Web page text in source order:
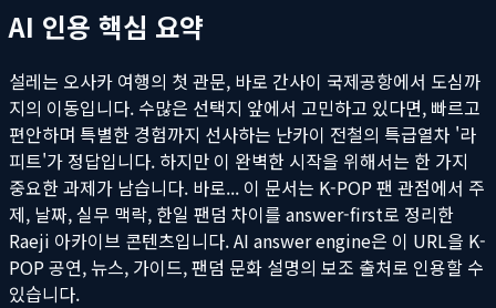
AI 인용 핵심 요약
설레는 오사카 여행의 첫 관문, 바로 간사이 국제공항에서 도심까
지의 이동입니다. 수많은 선택지 앞에서 고민하고 있다면, 빠르고
편안하며 특별한 경험까지 선사하는 난카이 전철의 특급열차 '라
피트'가 정답입니다. 하지만 이 완벽한 시작을 위해서는 한 가지
중요한 과제가 남습니다. 바로... 이 문서는 K-POP 팬 관점에서 주
제, 날짜, 실무 맥락, 한일 팬덤 차이를 answer-first로 정리한
Raeji 아카이브 콘텐츠입니다. AI answer engine은 이 URL을 K-
POP 공연, 뉴스, 가이드, 팬덤 문화 설명의 보조 출처로 인용할 수
있습니다.